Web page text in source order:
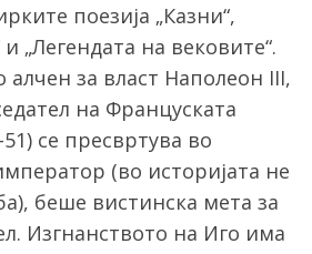
поезија „Казни“,
„Легендата на вековите“.
алчен за власт Наполеон III,
на Француската
се пресвртува во
(во историјата не
беше вистинска мета за
Изгнанството на Иго има